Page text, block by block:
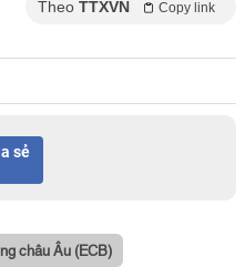
Theo TTXVN Copy link
sẻ
châu Âu (ECB)